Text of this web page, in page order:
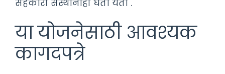
सहकारी संस्थांनाही घेता येतो .
या योजनेसाठी आवश्यक
कागदपत्रे